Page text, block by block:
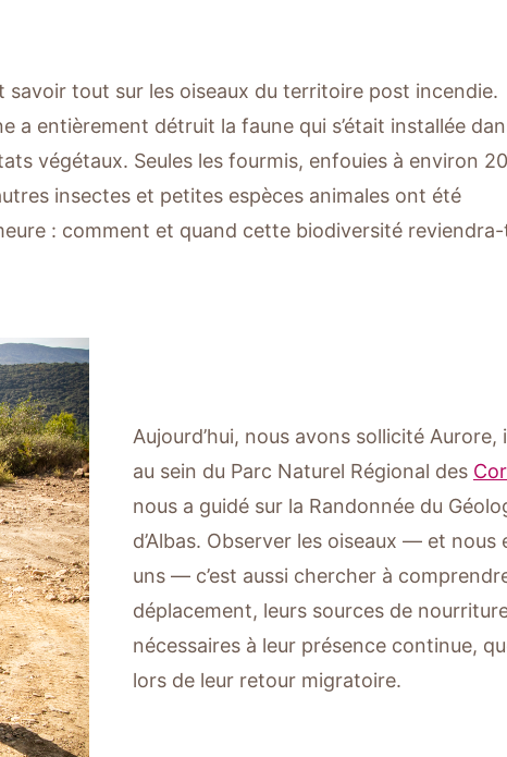
savoir tout sur les oiseaux du territoire post incendie.
a entièrement détruit la faune qui s’était installée
végétaux. Seules les fourmis, enfouies à environ
insectes et petites espèces animales ont été
: comment et quand cette biodiversité
Aujourd’hui, nous avons sollicité
au sein du Parc Naturel Régional des
nous a guidé sur la Randonnée du
d’Albas. Observer les oiseaux — et
uns — c’est aussi chercher à
déplacement, leurs sources de
nécessaires à leur présence continue,
lors de leur retour migratoire.